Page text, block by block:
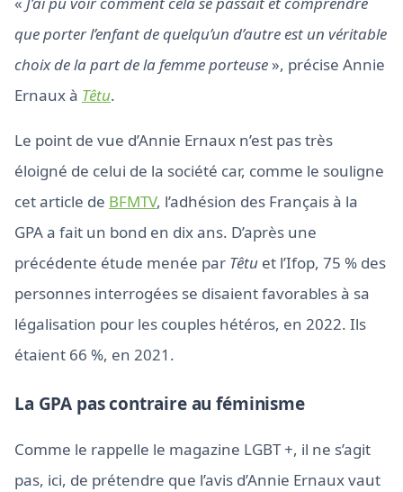
que porter l’enfant de quelqu’un d’autre est un véritable
choix de la part de la femme porteuse », précise Annie
Ernaux à Têtu.
Le point de vue d’Annie Ernaux n’est pas très
éloigné de celui de la société car, comme le souligne
cet article de BFMTV, l’adhésion des Français à la
GPA a fait un bond en dix ans. D’après une
précédente étude menée par Têtu et l’Ifop, 75 % des
personnes interrogées se disaient favorables à sa
légalisation pour les couples hétéros, en 2022. Ils
étaient 66 %, en 2021.
La GPA pas contraire au féminisme
Comme le rappelle le magazine LGBT +, il ne s’agit
pas, ici, de prétendre que l’avis d’Annie Ernaux vaut